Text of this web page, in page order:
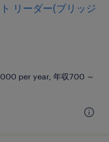
リーダー(ブリッジ
per year, 年収700 ～